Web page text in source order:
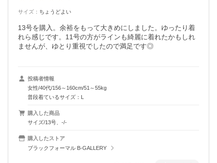
サイズ ： ちょうどよい
13号を購入。余裕をもって大きめにしました。ゆったり着
れら感じです。11号の方がラインも綺麗に着れたかもしれ
ませんが、ゆとり重視でしたので満足です◎
投稿者情報
女性/40代/156～160cm/51～55kg
普段着ているサイズ：L
購入した商品
サイズ/13号、-/-
購入したストア
ブラックフォーマル B-GALLERY